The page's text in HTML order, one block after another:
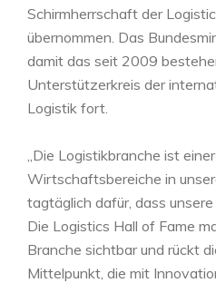
Schirmherrschaft der
übernommen. Das
damit das seit 2009
Unterstützerkreis der
Logistik fort.
„Die Logistikbranche ist
Wirtschaftsbereiche in
tagtäglich dafür, dass
Die Logistics Hall of Fame
Branche sichtbar und rückt
Mittelpunkt, die mit